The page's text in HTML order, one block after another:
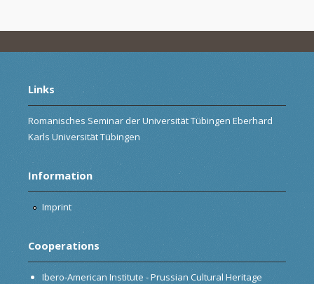
Links
Romanisches Seminar der Universität Tübingen Eberhard
Karls Universität Tübingen
Information
Imprint
Cooperations
Ibero-American Institute - Prussian Cultural Heritage